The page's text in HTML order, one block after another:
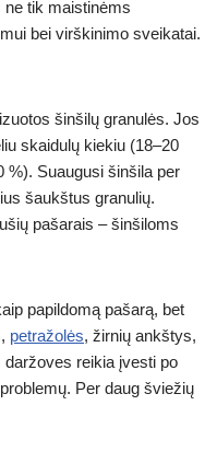
ne tik maistinėms
bei virškinimo sveikatai.
šinšilų granulės. Jos
skaidulų kiekiu (18–20
%). Suaugusi šinšila per
šaukštus granulių.
pašarais – šinšiloms
papildomą pašarą, bet
petražolės, žirnių ankštys,
daržoves reikia įvesti po
Per daug šviežių